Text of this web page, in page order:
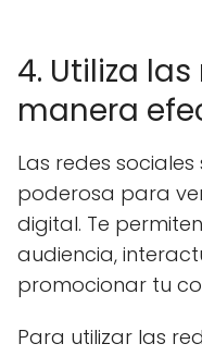
4. Utiliza
manera
Las redes
poderosa para
digital. Te
audiencia,
promocionar tu
Para utilizar las